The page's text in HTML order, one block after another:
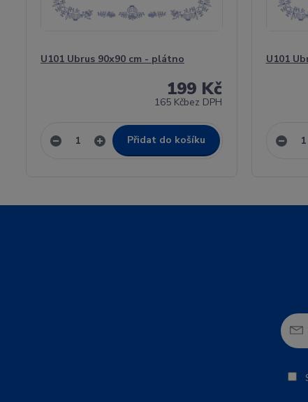
U101 Ubrus 90x90 cm - plátno
199 Kč
165 Kčbez DPH
Přidat do košíku
U101